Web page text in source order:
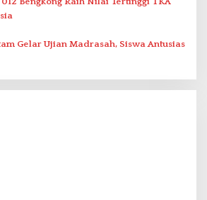
Gelar Ujian Madrasah, Siswa Antusias